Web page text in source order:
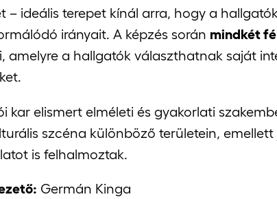
– ideális terepet kínál arra, hogy a
irányait. A képzés során mindkét
amelyre a hallgatók választhatnak saját
kar elismert elméleti és gyakorlati
szcéna különböző területein, emellett
is felhalmoztak.
Germán Kinga